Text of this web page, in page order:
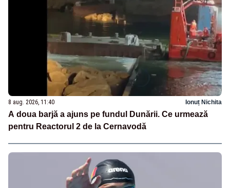
8 aug. 2026, 11:40 Ionuț Nichita
A doua barjă a ajuns pe fundul Dunării. Ce urmează
pentru Reactorul 2 de la Cernavodă